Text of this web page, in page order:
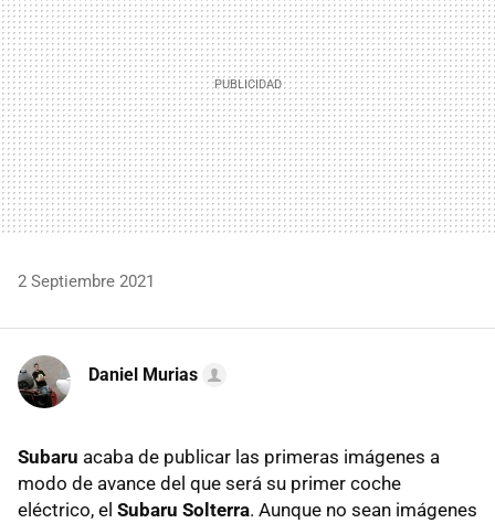
2 Septiembre 2021
Daniel Murias
Subaru acaba de publicar las primeras imágenes a
modo de avance del que será su primer coche
eléctrico, el Subaru Solterra. Aunque no sean imágenes